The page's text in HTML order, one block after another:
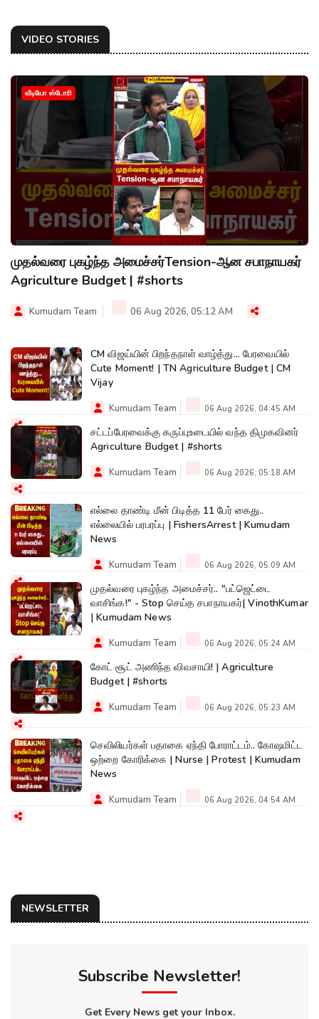
VIDEO STORIES
வீடியோ ஸ்டோரி
முதல்வரை புகழ்ந்த அமைச்சர்Tension-ஆன சபாநாயகர்
Agriculture Budget | #shorts
Kumudam Team 06 Aug 2026, 05:12 AM
CM விஜய்யின் பிறந்தநாள் வாழ்த்து... பேரவையில்
Cute Moment! | TN Agriculture Budget | CM
Vijay
Kumudam Team 06 Aug 2026, 04:45 AM
சட்டப்பேரவைக்கு கருப்புஉடையில் வந்த திமுகவினர்
Agriculture Budget | #shorts
Kumudam Team 06 Aug 2026, 05:18 AM
எல்லை தாண்டி மீன் பிடித்த 11 பேர் கைது..
எல்லையில் பரபரப்பு | FishersArrest | Kumudam
News
Kumudam Team 06 Aug 2026, 05:09 AM
முதல்வரை புகழ்ந்த அமைச்சர்.. "பட்ஜெட்டை
வாசிங்க!" - Stop செய்த சபாநாயகர்| VinothKumar
| Kumudam News
Kumudam Team 06 Aug 2026, 05:24 AM
கோட் சூட் அணிந்த விவசாயி! | Agriculture
Budget | #shorts
Kumudam Team 06 Aug 2026, 05:23 AM
செவிலியர்கள் பதாகை ஏந்தி போராட்டம்.. கோஷமிட்ட
ஒற்றை கோரிக்கை | Nurse | Protest | Kumudam
News
Kumudam Team 06 Aug 2026, 04:54 AM
NEWSLETTER
Subscribe Newsletter!
Get Every News get your Inbox.